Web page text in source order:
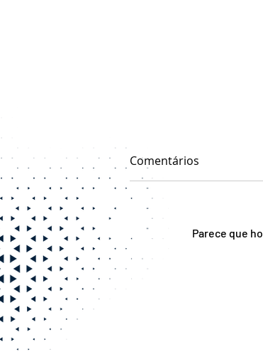
Teletrabalho: Quem
Comentários
Parece que